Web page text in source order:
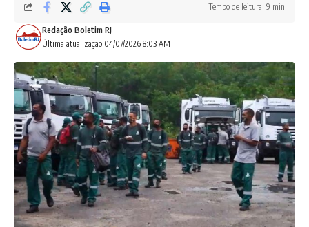
Última atualização 04/07/2026 8:03 AM
Redação Boletim RJ
Tempo de leitura: 9 min